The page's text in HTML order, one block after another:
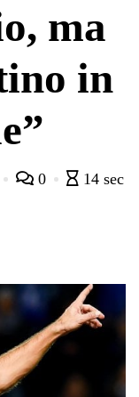
ma
in
0
14 sec